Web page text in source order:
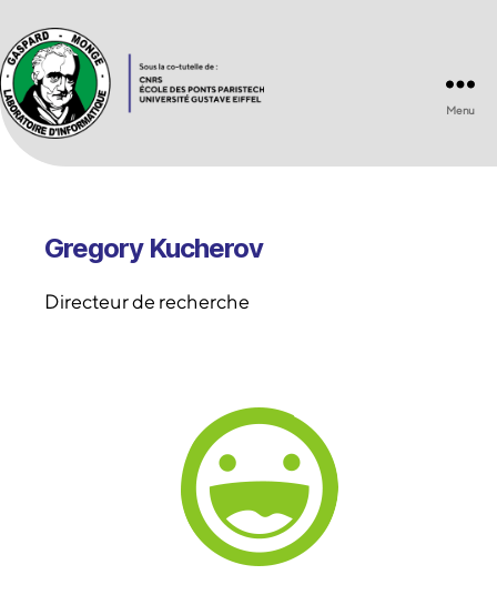
Laboratoire
d'Informatique
Menu
Gregory Kucherov
Directeur de recherche